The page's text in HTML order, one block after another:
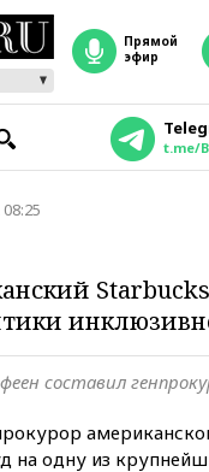
прямой
эфир
t.me/
составил
на одну из